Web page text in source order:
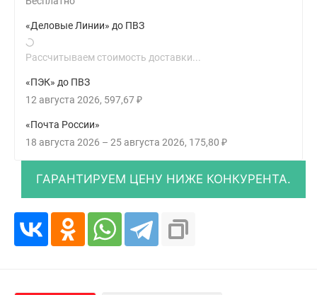
«Деловые Линии» до ПВЗ
Рассчитываем стоимость доставки...
«ПЭК» до ПВЗ
12 августа 2026 597,67₽
«Почта России»
18 августа 2026 – 25 августа 2026 175,80 ₽